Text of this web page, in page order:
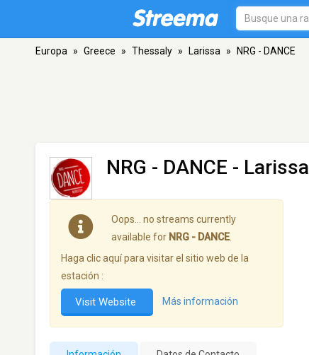
Europa » Greece » Thessaly » Larissa » NRG - DANCE
NRG - DANCE - Larissa
Oops… no streams currently
available for NRG - DANCE
Haga clic aquí para visitar el sitio web de la
estación :
Visit Website Más información